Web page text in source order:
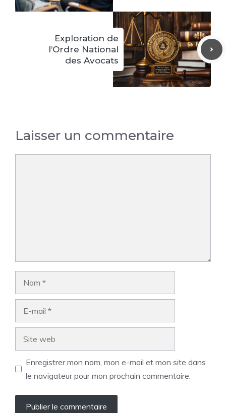
Exploration de
l’Ordre National
des Avocats
Laisser un commentaire
Enregistrer mon nom, mon e-mail et mon site dans
le navigateur pour mon prochain commentaire.